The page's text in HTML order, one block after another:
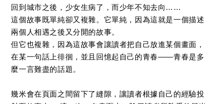
回到城市之後，少女生病了，而少年不知去向……
這個故事既單純卻又複雜。它單純，因為這就是一個描述
兩個人相遇之後又分開的故事。
但它也複雜，因為這故事會讓讀者把自己放進某個畫面，
在某一句話上徘徊，並且回憶起自己的青春——青春是多
麼一言難盡的話題。
幾米會在頁面之間留下了縫隙，讓讀者根據自己的經驗投